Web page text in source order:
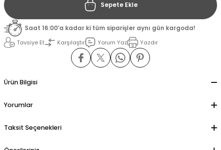
Sepete Ekle
Saat 16:00’a kadar ki tüm siparişler aynı gün kargoda!
Tavsiye Et
Karşılaştır Yorum Yaz Yazdır
Ürün Bilgisi
Yorumlar
Taksit Seçenekleri